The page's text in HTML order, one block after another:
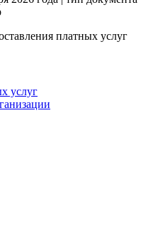
платных услуг
услуг